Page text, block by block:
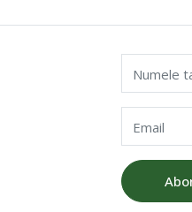
Numele
Email